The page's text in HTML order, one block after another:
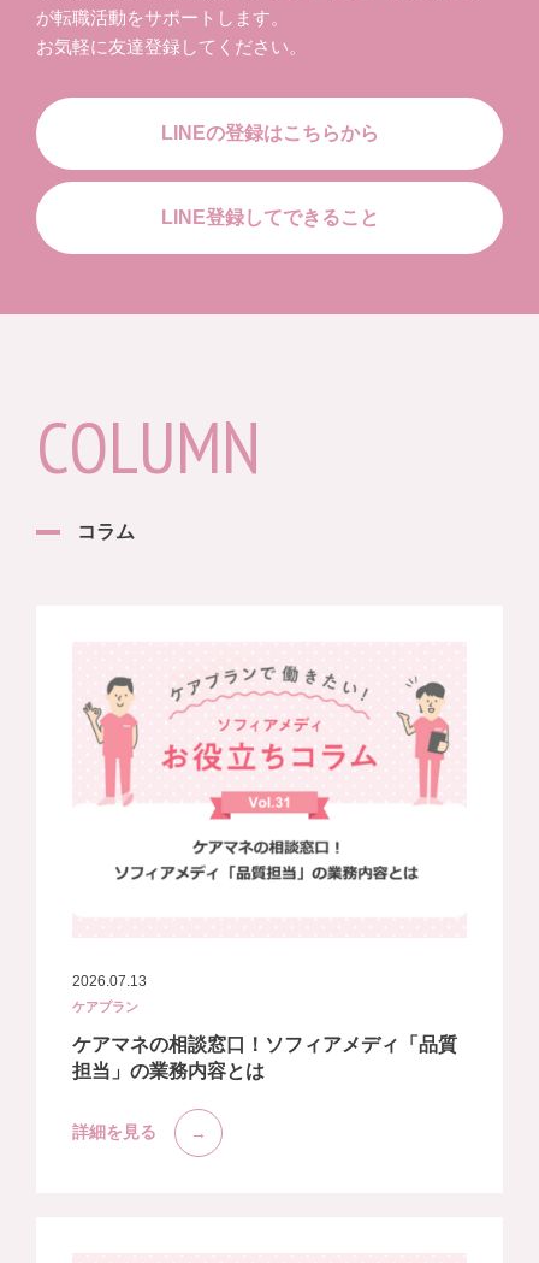
が転職活動をサポートします。
お気軽に友達登録してください。
LINEの登録はこちらから
LINE登録してできること
コラム
COLUMN
2026.07.13
ケアプラン
ケアマネの相談窓口！ソフィアメディ「品質
担当」の業務内容とは
詳細を見る